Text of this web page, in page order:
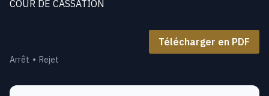
COUR DE CASSATION
Télécharger en PDF
Arrêt Rejet